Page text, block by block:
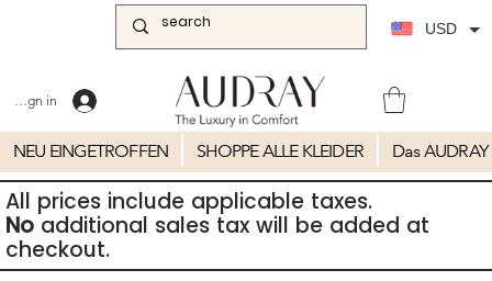
Sign in
NEU EINGETROFFEN SHOPPE ALLE KLEIDER Das AUDRAY
All prices include applicable taxes.
Noadditional sales tax will be added at
checkout.
USD